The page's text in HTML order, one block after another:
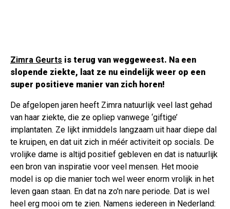
Zimra Geurts is terug van weggeweest. Na een
slopende ziekte, laat ze nu eindelijk weer op een
super positieve manier van zich horen!
De afgelopen jaren heeft Zimra natuurlijk veel last gehad
van haar ziekte, die ze opliep vanwege ‘giftige’
implantaten. Ze lijkt inmiddels langzaam uit haar diepe dal
te kruipen, en dat uit zich in méér activiteit op socials. De
vrolijke dame is altijd positief gebleven en dat is natuurlijk
een bron van inspiratie voor veel mensen. Het mooie
model is op die manier toch wel weer enorm vrolijk in het
leven gaan staan. En dat na zo'n nare periode. Dat is wel
heel erg mooi om te zien. Namens iedereen in Nederland: